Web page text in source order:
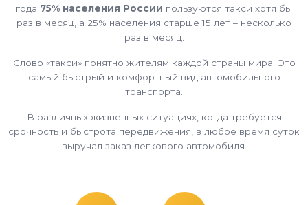
года 75% населения России пользуются такси хотя бы
раз в месяц, а 25% населения старше 15 лет – несколько
раз в месяц.
Слово «такси» понятно жителям каждой страны мира. Это
самый быстрый и комфортный вид автомобильного
транспорта.
В различных жизненных ситуациях, когда требуется
срочность и быстрота передвижения, в любое время суток
выручал заказ легкового автомобиля.